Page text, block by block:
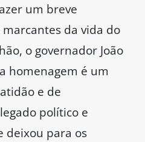
um breve
da vida do
o governador João
homenagem é um
e de
político e
deixou para os